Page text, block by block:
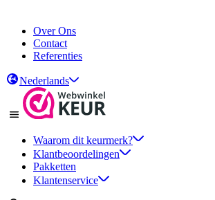
Over Ons
Contact
Referenties
Nederlands
Waarom dit keurmerk?
Klantbeoordelingen
Pakketten
Klantenservice